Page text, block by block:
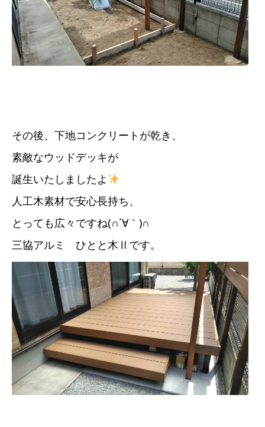
その後、下地コンクリートが乾き、
素敵なウッドデッキが
誕生いたしましたよ
人工木素材で安心長持ち、
とっても広々ですね(∩´∀｀)∩
三協アルミ ひとと木Ⅱです。